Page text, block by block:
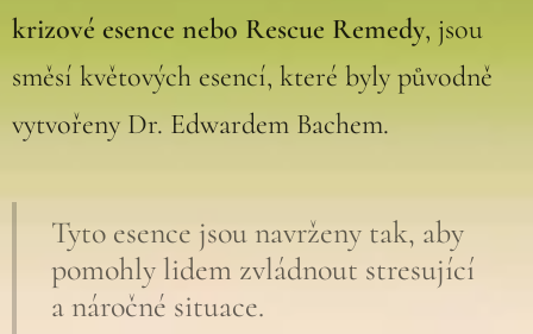
krizové esence nebo Rescue Remedy, jsou
směsí květových esencí, které byly původně
vytvořeny Dr. Edwardem Bachem.
Tyto esence jsou navrženy tak, aby
pomohly lidem zvládnout stresující
a náročné situace.